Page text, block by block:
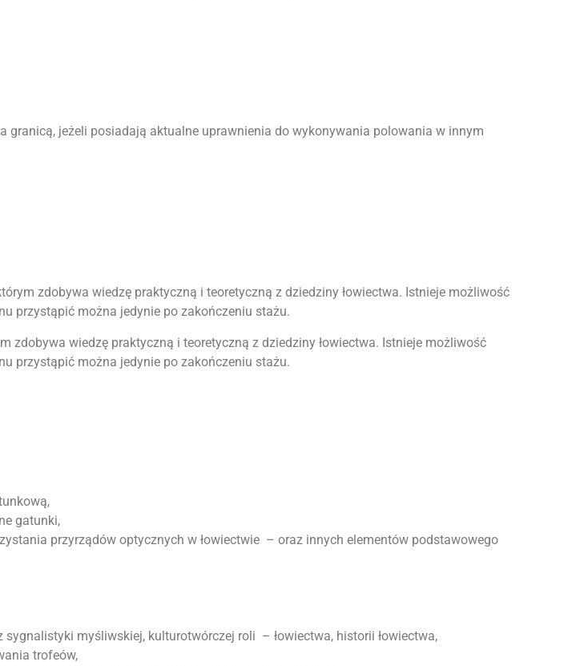
granicą, jeżeli posiadają aktualne uprawnienia do wykonywania polowania w innym
zdobywa wiedzę praktyczną i teoretyczną z dziedziny łowiectwa. Istnieje możliwość
przystąpić można jedynie po zakończeniu stażu.
zdobywa wiedzę praktyczną i teoretyczną z dziedziny łowiectwa. Istnieje możliwość
przystąpić można jedynie po zakończeniu stażu.
gatunki,
przyrządów optycznych w łowiectwie – oraz innych elementów podstawowego
myśliwskiej, kulturotwórczej roli – łowiectwa, historii łowiectwa,
trofeów,